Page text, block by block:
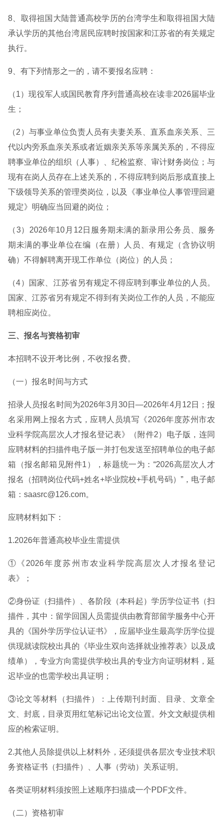
8、取得祖国大陆普通高校学历的台湾学生和取得祖国大陆
承认学历的其他台湾居民应聘时按国家和江苏省的有关规定
执行。
9、有下列情形之一的，请不要报名应聘：
（1）现役军人或国民教育序列普通高校在读非2026届毕业
生；
（2）与事业单位负责人员有夫妻关系、直系血亲关系、三
代以内旁系血亲关系或者近姻亲关系等亲属关系的，不得应
聘事业单位的组织（人事）、纪检监察、审计财务岗位；与
现有在岗人员存在上述关系的，不得应聘到岗后形成直接上
下级领导关系的管理类岗位，以及《事业单位人事管理回避
规定》明确应当回避的岗位；
（3）2026年10月12日服务期未满的新录用公务员、服务
期未满的事业单位在编（在册）人员、有规定（含协议明
确）不得解聘离开现工作单位（岗位）的人员；
（4）国家、江苏省另有规定不得应聘到事业单位的人员。
国家、江苏省另有规定不得到有关岗位工作的人员，不能应
聘相应岗位。
三、报名与资格初审
本招聘不设开考比例，不收报名费。
（一）报名时间与方式
招录人员报名时间为2026年3月30日—2026年4月12日；报
名采用网上报名方式，应聘人员填写《2026年度苏州市农
业科学院高层次人才报名登记表》（附件2）电子版，连同
应聘材料的扫描件电子版一并打包发送至招聘单位的电子邮
箱（报名邮箱见附件1），标题统一为：“2026高层次人才
报名（招聘岗位代码+姓名+毕业院校+手机号码）”，电子邮
箱：saasrc@126.com。
应聘材料如下：
1.2026年普通高校毕业生需提供
①《2026年度苏州市农业科学院高层次人才报名登记
表》；
②身份证（扫描件）、各阶段（本科起）学历学位证书（扫
描件，其中：留学回国人员需提供由教育部留学服务中心开
具的《国外学历学位认证书》，应届毕业生最高学历学位提
供现就读院校出具的《毕业生双向选择就业推荐表》以及成
绩单），专业方向需提供学校出具的专业方向证明材料，延
迟毕业的也需学校出具证明；
③论文等材料（扫描件）：上传期刊封面、目录、文章全
文、封底，目录页用红笔标记出论文位置。外文文献提供相
应的检索证明。
2.其他人员除提供以上材料外，还须提供各层次专业技术职
务资格证书（扫描件）、人事（劳动）关系证明。
各类证明材料须按照上述顺序扫描成一个PDF文件。
（二）资格初审